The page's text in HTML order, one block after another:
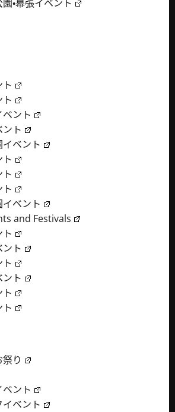
・幕張イベント
ント
ト
ベント
ベント
and Festivals
ト
ト
り
ント
ベント